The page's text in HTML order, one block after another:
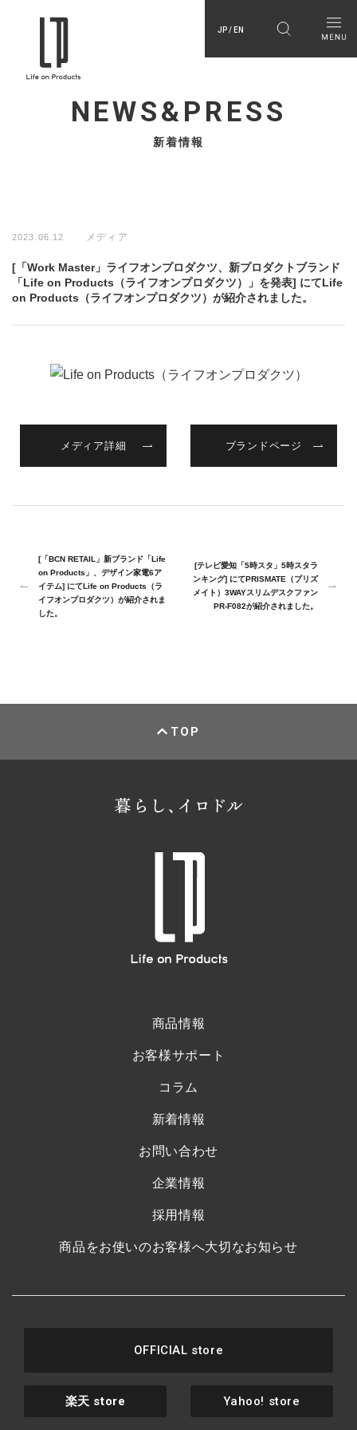
JP / EN
NEWS&PRESS
新着情報
2023.06.12 メディア
[「Work Master」ライフオンプロダクツ、新プロダクトブランド
「Life on Products（ライフオンプロダクツ）」を発表] にてLife
on Products（ライフオンプロダクツ）が紹介されました。
メディア詳細 ブランドページ
[「BCN RETAIL」新ブランド「Life
on Products」、デザイン家電6ア
イテム] にてLife on Products（ラ
イフオンプロダクツ）が紹介されま
した。
[テレビ愛知「5時スタ」5時スタラ
ンキング] にてPRISMATE（プリズ
メイト）3WAYスリムデスクファン
PR-F082が紹介されました。
TOP
商品情報
お客様サポート
コラム
新着情報
お問い合わせ
企業情報
採用情報
商品をお使いのお客様へ大切なお知らせ
OFFICIAL store
楽天 store Yahoo! store